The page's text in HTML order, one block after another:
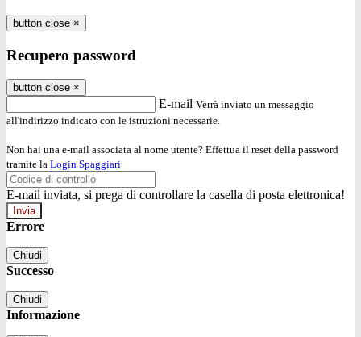
button close ×
Recupero password
button close ×
E-mail Verrà inviato un messaggio
all'indirizzo indicato con le istruzioni necessarie.
Non hai una e-mail associata al nome utente? Effettua il reset della password
tramite la Login Spaggiari
E-mail inviata, si prega di controllare la casella di posta elettronica!
Errore
Chiudi
Successo
Chiudi
Informazione